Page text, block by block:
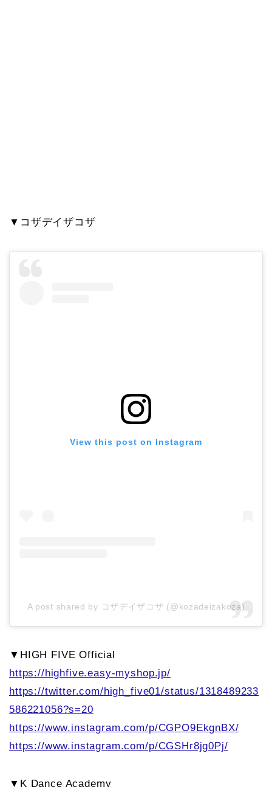
▼コザデイザコザ
View this post on Instagram
A post shared by コザデイザコザ (@kozadeizakoza)
▼HIGH FIVE Official
https://highfive.easy-myshop.jp/
https://twitter.com/high_five01/status/1318489233
586221056?s=20
https://www.instagram.com/p/CGPO9EkgnBX/
https://www.instagram.com/p/CGSHr8jg0Pj/
▼K Dance Academy